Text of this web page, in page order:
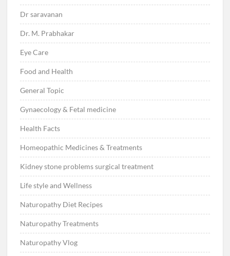
Dr saravanan
Dr. M. Prabhakar
Eye Care
Food and Health
General Topic
Gynaecology & Fetal medicine
Health Facts
Homeopathic Medicines & Treatments
Kidney stone problems surgical treatment
Life style and Wellness
Naturopathy Diet Recipes
Naturopathy Treatments
Naturopathy Vlog